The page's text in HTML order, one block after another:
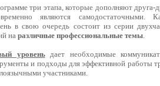
три этапа, которые дополняют друга-
являются самодостаточными.
в свою очередь состоит из серии
на различные профессиональные темы
уровеньдает необходимые
и подходы для эффективной работы
участниками.